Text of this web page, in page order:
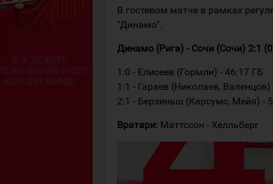
В гостевом матче в рамках
"Динамо".
Динамо (Рига) - Сочи (Сочи) 2:1
1:0 - Елисеев (Гормли) - 46:17 ГБ
1:1 - Гараев (Николаев, Валенцов)
2:1 - Берзиньш (Карсумс, Мейя) -
Вратари: Маттссон - Хелльберг